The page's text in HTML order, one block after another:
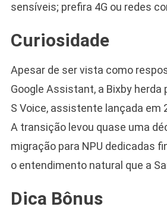
sensíveis; prefira 4G ou redes
Curiosidade
Apesar de ser vista como
Google Assistant, a Bixby herda
S Voice, assistente lançada em
A transição levou quase uma
migração para NPU dedicadas
o entendimento natural que a
Dica Bônus